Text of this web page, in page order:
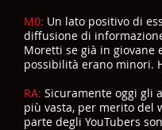
M0: Un lato positivo di
diffusione di
Moretti se già in giovane
possibilità erano minori.
RA: Sicuramente oggi gli
più vasta, per merito del
parte degli YouTubers